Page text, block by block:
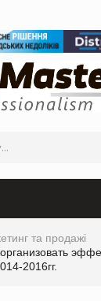
та продажі
2016гг.